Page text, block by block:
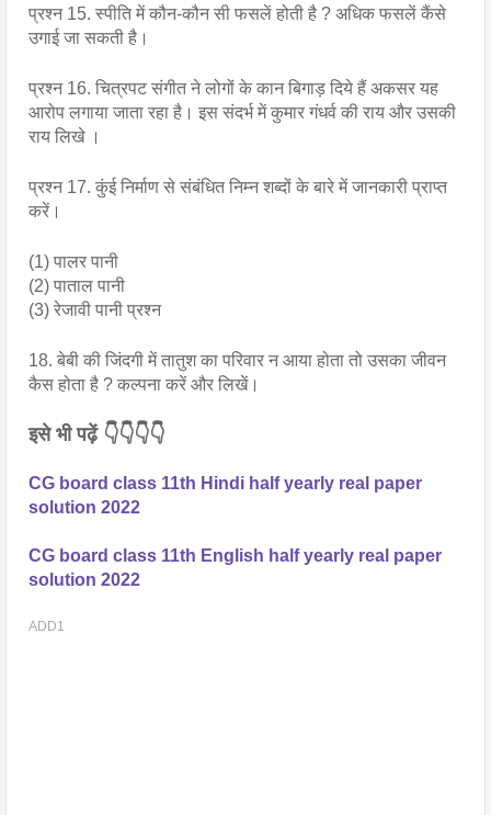
प्रश्न 15. स्पीति में कौन-कौन सी फसलें होती है ? अधिक फसलें कैंसे
उगाई जा सकती है।
प्रश्न 16. चित्रपट संगीत ने लोगों के कान बिगाड़ दिये हैं अकसर यह
आरोप लगाया जाता रहा है। इस संदर्भ में कुमार गंधर्व की राय और उसकी
राय लिखे ।
प्रश्न 17. कुंई निर्माण से संबंधित निम्न शब्दों के बारे में जानकारी प्राप्त
करें।
(1) पालर पानी
(2) पाताल पानी
(3) रेजावी पानी प्रश्न
18. बेबी की जिंदगी में तातुश का परिवार न आया होता तो उसका जीवन
कैस होता है ? कल्पना करें और लिखें।
इसे भी पढ़ें 👇👇👇👇
CG board class 11th Hindi half yearly real paper
solution 2022
CG board class 11th English half yearly real paper
solution 2022
ADD1